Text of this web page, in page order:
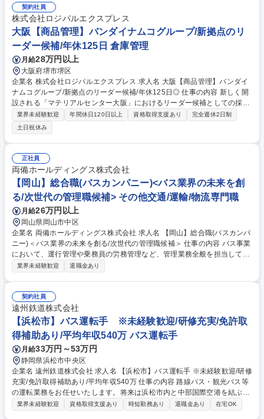
フトを操作するだけでなく、専用システムを使った商品配置(ロケーショ
ン)のデータ管理も行います。 【将来的には】チームマネージャーとして
営業所全体の管理をお任せしたいと考えており、ご自身の頑張り次第で早
期にステップアップできる環境です。 募集職種 大阪【商品管理】バンダ
イナムコグループ/新拠点のリーダー候補/年休125日◎
契約社員
株式会社ロジパルエクスプレス
大阪【商品管理】バンダイナムコグループ/新拠点のリ
ーダー候補/年休125日 倉庫管理
月給28万円以上
大阪府堺市堺区
企業名 株式会社ロジパルエクスプレス 求人名 大阪【商品管理】バンダイ
ナムコグループ/新拠点のリーダー候補/年休125日◎ 仕事の内容 新しく開
設される「マテリアルセンター大阪」におけるリーダー候補としての採用
です。入社後まずは、プラモデルの成形・金型・原料などの入出荷や保管/
ロケーション管理/ピッキング業務などの業務をお任せします。 バンダイ
ナムコグループの貴重な国内生産(プラモデル等)を支える、「成形・金
型・原料などの入出荷、保管、ピッキング業務」が中心です。フォークリ
フトを操作するだけでなく、専用システムを使った商品配置(ロケーショ
ン)のデータ管理も行います。 【将来的には】チームマネージャーとして
営業所全体の管理をお任せしたいと考えており、ご自身の頑張り次第で早
期にステップアップできる環境です。 募集職種 大阪【商品管理】バンダ
イナムコグループ/新拠点のリーダー候補/年休125日◎
業界未経験歓迎 年間休日120日以上 資格取得支援あり
完全週休2日制
土日祝休み
正社員
両備ホールディングス株式会社
【岡山】総合職(バスカンパニー)<バス業界の未来を創
る/次世代の管理職候補> その他交通/運輸/物流専門職
月給26万円以上
岡山県岡山市中区
企業名 両備ホールディングス株式会社 求人名 【岡山】総合職(バスカンパ
ニー)＜バス業界の未来を創る/次世代の管理職候補＞ 仕事の内容 バス事業
において、運行管理や乗務員の労務管理など、管理業務全般を担当してい
ただきます。まずは運行管理の事務的なお仕事を覚えていただくことにな
ーの方への声掛け、バスの法律に関する専門知識の習得など、地域交通を
支えるサポート職として、事務×調整力×専門知識を身に付けられるやりが
いのある仕事です【具体的な業務例】・スケジュール作成と管理・バス運
転手の労務管理・教育指導・車両管理・お客様対応 など 【変更の範囲】
当社が定める業務全般。 募集職種 【岡山】総合職(バスカンパニー)＜バス
業界の未来を創る/次世代の管理職候補＞
業界未経験歓迎 退職金あり
契約社員
遠州鉄道株式会社
【浜松市】バス運転手 ※未経験歓迎/研修充実/免許取
得補助あり/平均年収540万 バス運転手
月給33万円～53万円
静岡県浜松市中央区
企業名 遠州鉄道株式会社 求人名 【浜松市】バス運転手 ※未経験歓迎/研修
充実/免許取得補助あり/平均年収540万 仕事の内容 路線バス・観光バス等
の運転業務をお任せいたします。将来は浜松市内と中部国際空港を結ぶリ
ムジンバス「e-wing」や、東京・大阪間の都市を結ぶ高速バス「e-Line
業界未経験歓迎 資格取得支援あり 時短勤務あり 退職金あり 在宅OK